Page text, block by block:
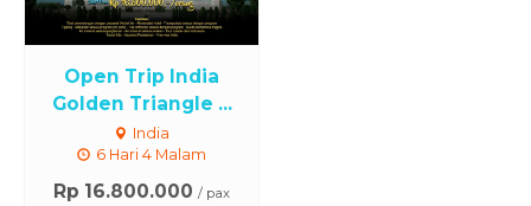
Open Trip India
Golden Triangle ...
India
6 Hari 4 Malam
Rp 16.800.000 / pax